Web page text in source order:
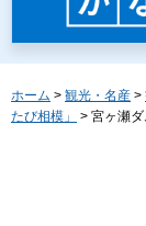
ホーム > 観光・名産 >
たび相模」
> 宮ヶ瀬ダ